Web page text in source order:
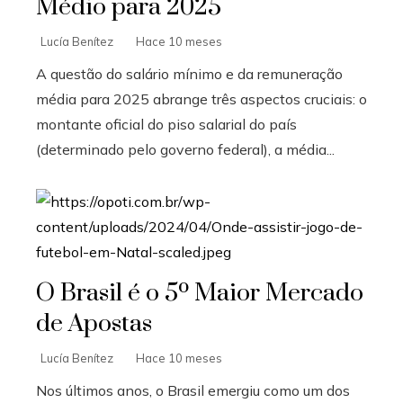
Médio para 2025
Lucía Benítez Hace 10 meses
A questão do salário mínimo e da remuneração
média para 2025 abrange três aspectos cruciais: o
montante oficial do piso salarial do país
(determinado pelo governo federal), a média...
O Brasil é o 5º Maior Mercado
de Apostas
Lucía Benítez Hace 10 meses
Nos últimos anos, o Brasil emergiu como um dos